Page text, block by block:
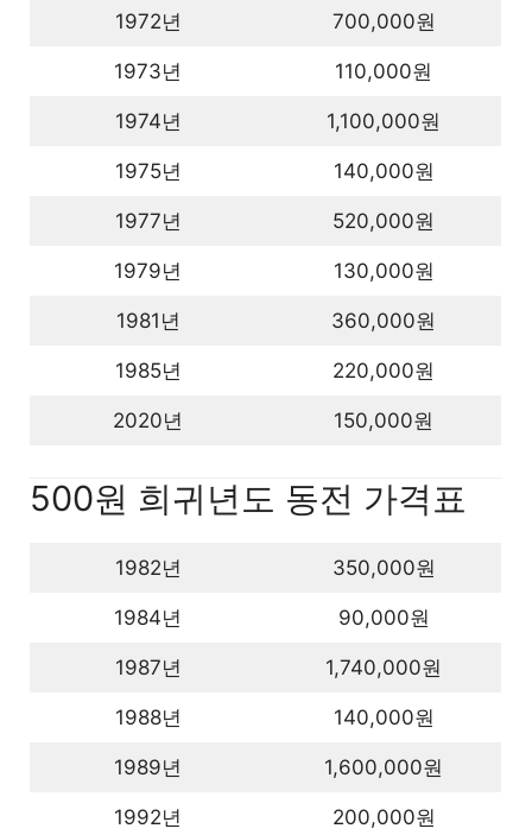
1972년 700,000원
1973년 110,000원
1974년 1,100,000원
1975년 140,000원
1977년 520,000원
1979년 130,000원
1981년 360,000원
1985년 220,000원
2020년 150,000원
500원 희귀년도 동전 가격표
1982년 350,000원
1984년 90,000원
1987년 1,740,000원
1988년 140,000원
1989년 1,600,000원
1992년 200,000원